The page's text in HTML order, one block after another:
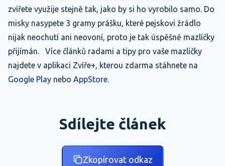
zvířete využije stejně tak, jako by si ho vyrobilo samo. Do
misky nasypete 3 gramy prášku, které pejskovi žrádlo
nijak neochutí ani neovoní, proto je tak úspěšně mazlíčky
přijímán. Více článků radami a tipy pro vaše mazlíčky
najdete v aplikaci Zvíře+, kterou zdarma stáhnete na
Google Play nebo AppStore.
Sdílejte článek
Zkopírovat odkaz